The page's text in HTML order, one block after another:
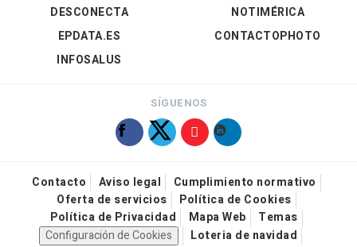
DESCONECTA
EPDATA.ES
INFOSALUS
NOTIMÉRICA
CONTACTOPHOTO
SÍGUENOS
Contacto Aviso legal
Cumplimiento normativo
Oferta de servicios
Política de Cookies
Política de Privacidad
Mapa Web
Temas
Configuración de Cookies
Loteria de navidad